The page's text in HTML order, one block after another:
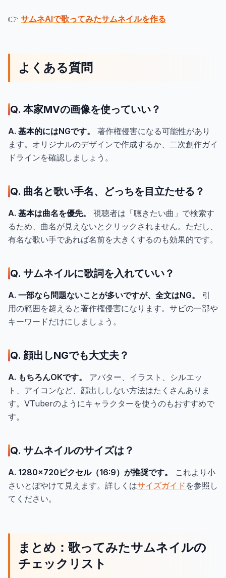
👉 サムネAIで歌ってみたサムネイルを作る
よくある質問
Q. 本家MVの画像を使っていい？
A. 基本的にはNGです。
著作権侵害になる可能性があり
ます。オリジナルのデザインで作成するか、二次創作ガイ
ドラインを確認しましょう。
Q. 曲名と歌い手名、どっちを目立たせる？
A. 基本は曲名を優先。
視聴者は「聴きたい曲」で検索す
るため、曲名が見えないとクリックされません。ただし、
有名な歌い手であれば名前を大きくするのも効果的です。
Q. サムネイルに歌詞を入れていい？
A. 一部なら問題ないことが多いですが、全文はNG。
引
用の範囲を超えると著作権侵害になります。サビの一部や
キーワードだけにしましょう。
Q. 顔出しNGでも大丈夫？
A. もちろんOKです。
アバター、イラスト、シルエッ
ト、アイコンなど、顔出ししない方法はたくさんありま
す。VTuberのようにキャラクターを使うのもおすすめで
す。
Q. サムネイルのサイズは？
A. 1280×720ピクセル（16:9）が推奨です。
これより小
さいとぼやけて見えます。詳しくはサイズガイド を参照し
てください。
まとめ：歌ってみたサムネイルの
チェックリスト